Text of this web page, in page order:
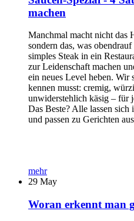
machen
Manchmal macht nicht das
sondern das, was
simples Steak in ein
zur Leidenschaft machen
ein neues Level heben. Wir
kennen musst: cremig,
unwiderstehlich käsig – für
Das Beste? Alle lassen
und passen zu Gerichten
mehr
29 May
Woran erkennt man